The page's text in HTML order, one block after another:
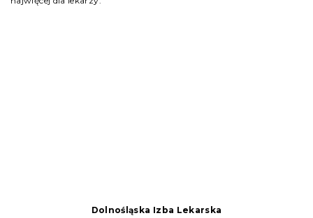
Dolnośląska Izba Lekarska